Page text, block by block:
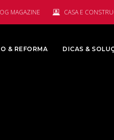
MAGAZINE CASA E
& REFORMA DICAS &